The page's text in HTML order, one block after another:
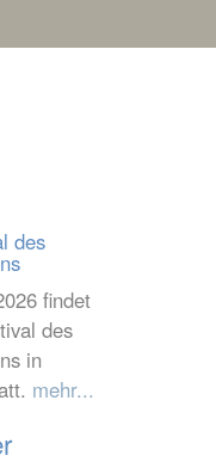
des
findet
des
in
mehr...